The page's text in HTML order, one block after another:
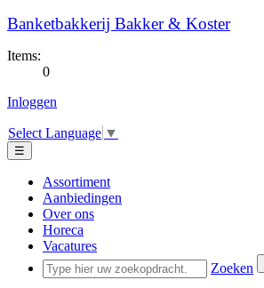
Banketbakkerij Bakker & Koster
Items:
0
Inloggen
Select Language ▼
☰
Assortiment
Aanbiedingen
Over ons
Horeca
Vacatures
Zoeken